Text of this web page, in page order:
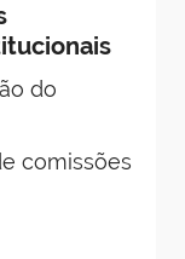
do
comissões